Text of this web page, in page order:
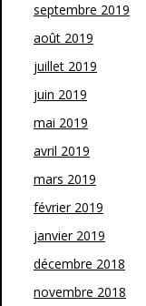
septembre 2019
août 2019
juillet 2019
juin 2019
mai 2019
avril 2019
mars 2019
février 2019
janvier 2019
décembre 2018
novembre 2018